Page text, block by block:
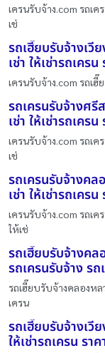
เครนรับจ้าง.com รถเ
เช่
รถเฮี๊ยบรับจ้างเวี
เช่า ให้เช่ารถเคร
เครนรับจ้าง.com รถเฮี๊
รถเครนรับจ้างศรี
เช่า ให้เช่ารถเคร
เครนรับจ้าง.com รถเ
เช่
รถเครนรับจ้างคล
เช่า ให้เช่ารถเคร
เครนรับจ้าง.com รถเ
ให้เช่
รถเฮี๊ยบรับจ้างคล
รถเครนรับจ้าง ร
รถเฮี๊ยบรับจ้างคลองหล
เครน
รถเฮี๊ยบรับจ้างเวี
ให้เช่ารถเครน รา